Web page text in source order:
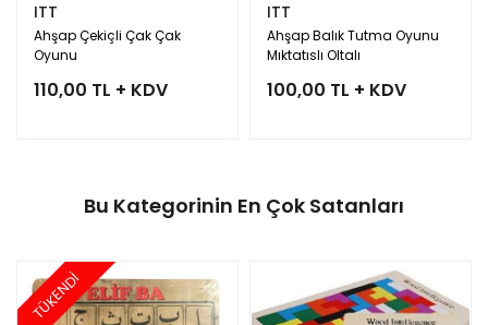
ITT
Ahşap Çekiçli Çak Çak
Oyunu
110,00 TL + KDV
ITT
Ahşap Balık Tutma Oyunu
Mıktatıslı Oltalı
100,00 TL + KDV
Bu Kategorinin En Çok Satanları
TÜKENDİ